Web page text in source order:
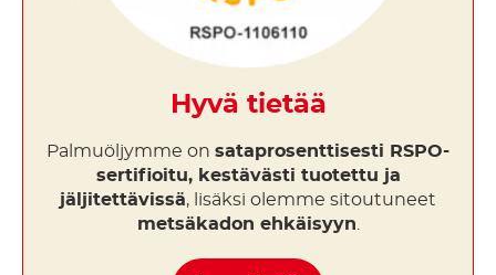
Hyvä tietää
Palmuöljymme on sataprosenttisesti RSPO-
sertifioitu, kestävästi tuotettu ja
jäljitettävissä, lisäksi olemme sitoutuneet
metsäkadon ehkäisyyn